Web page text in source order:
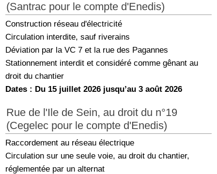
(Santrac pour le compte d'Enedis)
Construction réseau d'électricité
Circulation interdite, sauf riverains
Déviation par la VC 7 et la rue des Pagannes
Stationnement interdit et considéré comme gênant au
droit du chantier
Dates : Du 15 juillet 2026 jusqu’au 3 août 2026
Rue de l'Ile de Sein, au droit du n°19
(Cegelec pour le compte d'Enedis)
Raccordement au réseau électrique
Circulation sur une seule voie, au droit du chantier,
réglementée par un alternat